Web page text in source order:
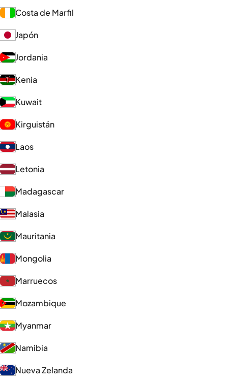
Costa de Marfil
Japón
Jordania
Kenia
Kuwait
Kirguistán
Laos
Letonia
Madagascar
Malasia
Mauritania
Mongolia
Marruecos
Mozambique
Myanmar
Namibia
Nueva Zelanda